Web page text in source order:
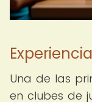
Una de las
en clubes de